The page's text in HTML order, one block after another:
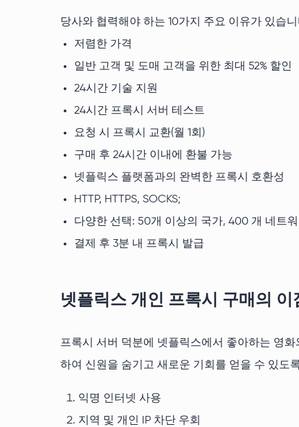
당사와 협력해야 하는 10가지 주요 이유가 있습니
저렴한 가격
일반 고객 및 도매 고객을 위한 최대 52% 할인
24시간 기술 지원
24시간 프록시 서버 테스트
요청 시 프록시 교환(월 1회)
구매 후 24시간 이내에 환불 가능
넷플릭스 플랫폼과의 완벽한 프록시 호환성
HTTP, HTTPS, SOCKS;
다양한 선택: 50개 이상의 국가, 400 개 네트
결제 후 3분 내 프록시 발급
넷플릭스 개인 프록시 구매의 이
프록시 서버 덕분에 넷플릭스에서 좋아하는 영
하여 신원을 숨기고 새로운 기회를 얻을 수 있도
익명 인터넷 사용
지역 및 개인 IP 차단 우회